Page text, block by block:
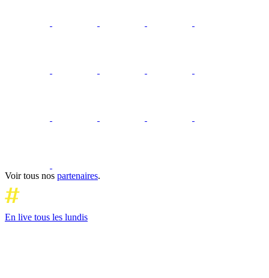
Voir tous nos partenaires.
En live tous les lundis